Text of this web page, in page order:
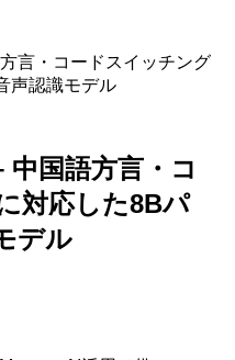
言・コードスイッチング
声認識モデル
国語方言・コ
対応した8Bパ
デル